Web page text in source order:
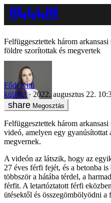
Felfüggesztettek három
földre szorítottak és megvertek
Fődi Kitti
külföld
2022. augusztus 22.
Megosztás
Felfüggesztettek három
videó, amelyen egy gyanúsítottat
megvernek.
A videón az látszik, hogy az
27 éves férfi fejét, és a betonba
többször a hátába térdel, a
férfit. A letartóztatott férfi
ütésektől és összegömbölyödni a